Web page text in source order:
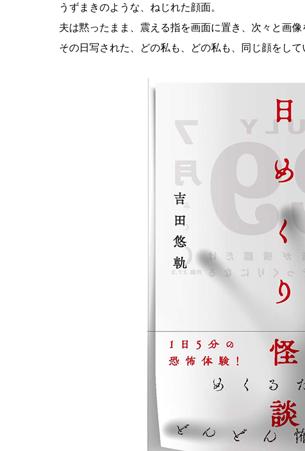
うずまきのような、ねじれた顔面。
夫は黙ったまま、震える指を画面に置き、次々と画像
その日写された、どの私も、どの私も、同じ顔をして